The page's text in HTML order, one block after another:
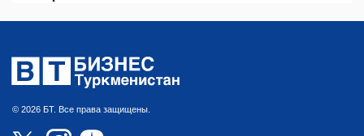
© 2026 БТ. Все права защищены.